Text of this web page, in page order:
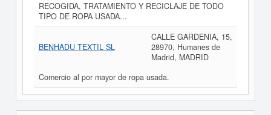
RECOGIDA, TRATAMIENTO Y RECICLAJE DE TODO
TIPO DE ROPA USADA...
BENHADU TEXTIL SL
CALLE GARDENIA, 15,
28970, Humanes de
Madrid, MADRID
Comercio al por mayor de ropa usada.